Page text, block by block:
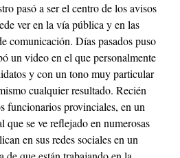
pasó a ser el centro de los avisos
ver en la vía pública y en las
comunicación. Días pasados puso
un video en el que personalmente
y con un tono muy particular
cualquier resultado. Recién
funcionarios provinciales, en un
que se ve reflejado en numerosas
en sus redes sociales en un